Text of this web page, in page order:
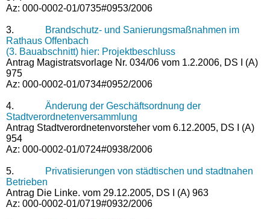
Az: 000-0002-01/0735#0953/2006
3.
Brandschutz- und Sanierungsmaßnahmen im
Rathaus Offenbach
(3. Bauabschnitt) hier: Projektbeschluss
Antrag Magistratsvorlage Nr. 034/06 vom 1.2.2006, DS I (A)
975
Az: 000-0002-01/0734#0952/2006
4.
Änderung der Geschäftsordnung der
Stadtverordnetenversammlung
Antrag Stadtverordnetenvorsteher vom 6.12.2005, DS I (A)
954
Az: 000-0002-01/0724#0938/2006
5.
Privatisierungen von städtischen und stadtnahen
Betrieben
Antrag Die Linke. vom 29.12.2005, DS I (A) 963
Az: 000-0002-01/0719#0932/2006